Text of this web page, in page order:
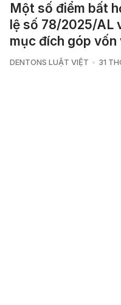
Một số điểm bất
lệ số 78/2025/AL
mục đích góp
DENTONS LUẬT VIỆT 31